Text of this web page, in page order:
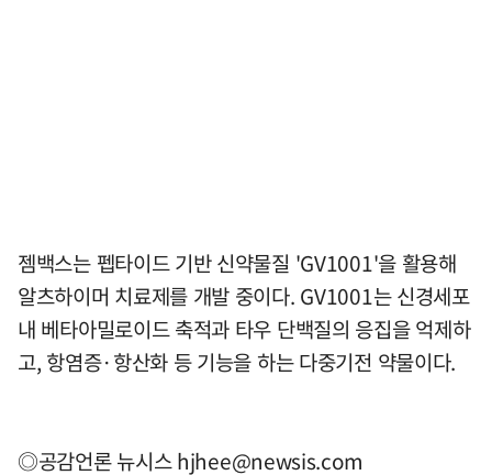
젬백스는 펩타이드 기반 신약물질 'GV1001'을 활용해
알츠하이머 치료제를 개발 중이다. GV1001는 신경세포
내 베타아밀로이드 축적과 타우 단백질의 응집을 억제하
고, 항염증·항산화 등 기능을 하는 다중기전 약물이다.
◎공감언론 뉴시스hjhee@newsis.com